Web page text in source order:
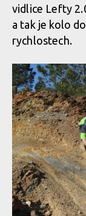
vidlice Lefty
a tak je kolo
rychlostech.